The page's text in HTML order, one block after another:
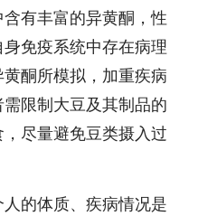
有丰富的异黄酮，性
免疫系统中存在病理
酮所模拟，加重疾病
限制大豆及其制品的
尽量避免豆类摄入过
的体质、疾病情况是